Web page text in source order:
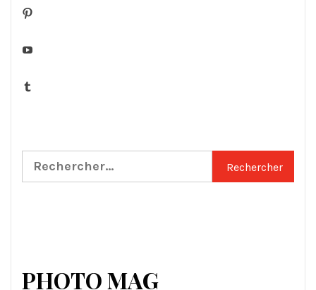
Pinterest
YouTube
Tumblr
Rechercher :
PHOTO MAG